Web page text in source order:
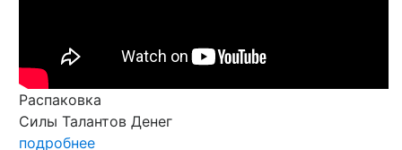
Распаковка
Силы Талантов Денег
подробнее